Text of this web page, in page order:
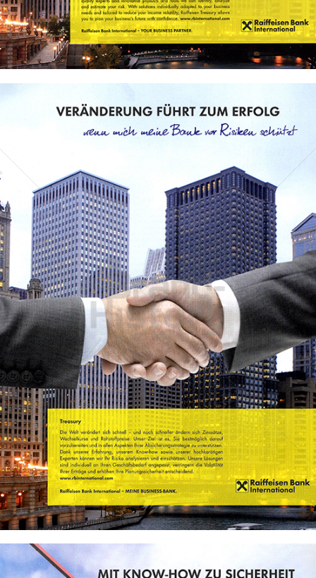
Bild-ID: 69537
Raiffeisen Bank International
Raiffeisen Bankengruppe Österreich
2013
Bild-ID: 69544